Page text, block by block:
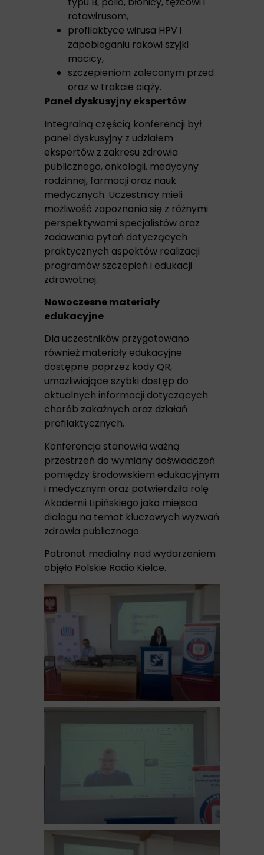
rotawirusom,
profilaktyce wirusa HPV i
zapobieganiu rakowi szyjki
macicy,
szczepieniom zalecanym przed
oraz w trakcie ciąży.
Panel dyskusyjny ekspertów
Integralną częścią konferencji był
panel dyskusyjny z udziałem
ekspertów z zakresu zdrowia
publicznego, onkologii, medycyny
rodzinnej, farmacji oraz nauk
medycznych. Uczestnicy mieli
możliwość zapoznania się z różnymi
perspektywami specjalistów oraz
zadawania pytań dotyczących
praktycznych aspektów realizacji
programów szczepień i edukacji
zdrowotnej.
Nowoczesne materiały
edukacyjne
Dla uczestników przygotowano
również materiały edukacyjne
dostępne poprzez kody QR,
umożliwiające szybki dostęp do
aktualnych informacji dotyczących
chorób zakaźnych oraz działań
profilaktycznych.
Konferencja stanowiła ważną
przestrzeń do wymiany doświadczeń
pomiędzy środowiskiem edukacyjnym
i medycznym oraz potwierdziła rolę
Akademii Lipińskiego jako miejsca
dialogu na temat kluczowych wyzwań
zdrowia publicznego.
Patronat medialny nad wydarzeniem
objęło Polskie Radio Kielce.